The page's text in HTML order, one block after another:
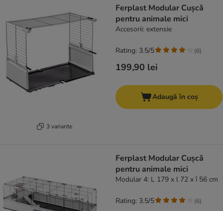
3 variante
Ferplast Modular Cușcă
pentru animale mici
Accesorii: extensie
199,90 lei
Rating: 3.5/5 (6)
Adaugă în coș
Ferplast Modular Cușcă
pentru animale mici
Modular 4: L 179 x l 72 x î 56 cm
Rating: 3.5/5 (6)